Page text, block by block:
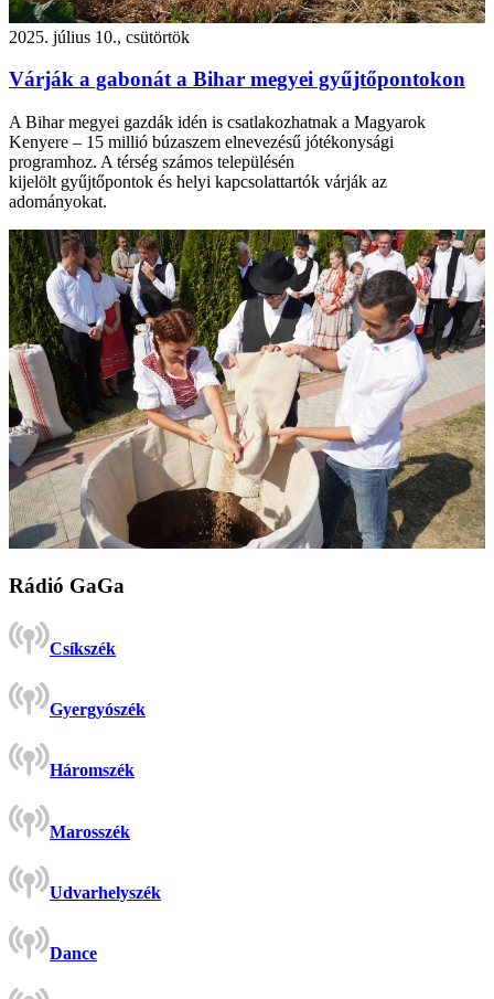
2025. július 10., csütörtök
Várják a gabonát a Bihar megyei gyűjtőpontokon
A Bihar megyei gazdák idén is csatlakozhatnak a Magyarok
Kenyere – 15 millió búzaszem elnevezésű jótékonysági
programhoz. A térség számos településén
kijelölt gyűjtőpontok és helyi kapcsolattartók várják az
adományokat.
Rádió GaGa
Csíkszék
Gyergyószék
Háromszék
Marosszék
Udvarhelyszék
Dance